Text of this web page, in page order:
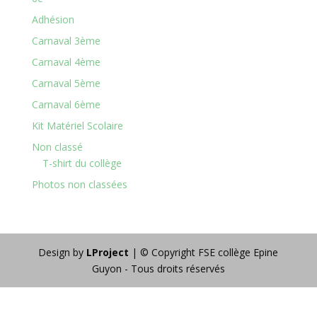
Adhésion
Carnaval 3ème
Carnaval 4ème
Carnaval 5ème
Carnaval 6ème
Kit Matériel Scolaire
Non classé
T-shirt du collège
Photos non classées
Design by LProject | © Copyright FSE collège Epine
Guyon - Tous droits réservés